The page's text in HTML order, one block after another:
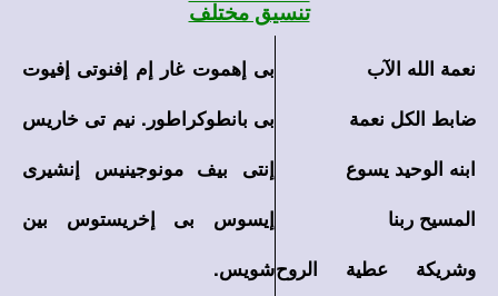
تنسيق مختلف
نعمة الله الآب
ضابط الكل نعمة
ابنه الوحيد يسوع
المسيح ربنا
وشريكة عطية الروح
بى إهموت غار إم إفنوتى إفيوت
بى بانطوكراطور. نيم تى خاريس
إنتى بيف مونوجينيس إنشيرى
إيسوس بى إخريستوس بين
شويس.